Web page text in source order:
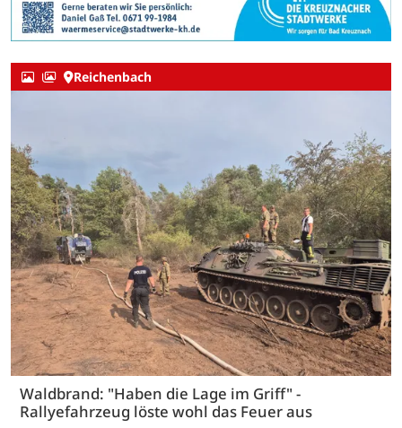
Reichenbach
Waldbrand: "Haben die Lage im Griff" -
Rallyefahrzeug löste wohl das Feuer aus